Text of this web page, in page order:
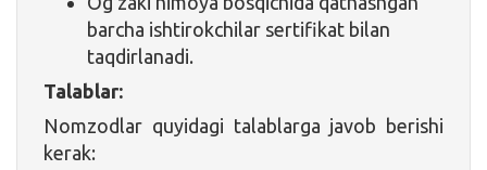
barcha ishtirokchilar sertifikat bilan
taqdirlanadi.
Talablar:
Nomzodlar quyidagi talablarga javob berishi
kerak: